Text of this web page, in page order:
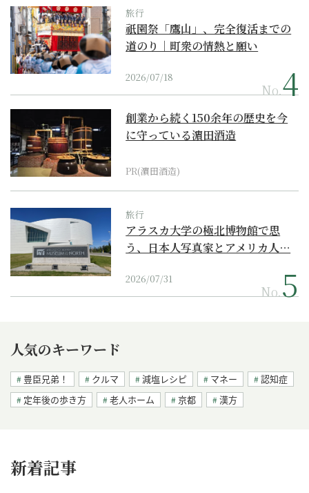
旅行
祇園祭「鷹山」、完全復活までの
道のり｜町衆の情熱と願い
2026/07/18
No.
創業から続く150余年の歴史を今
に守っている濵田酒造
PR(濵田酒造)
旅行
アラスカ大学の極北博物館で思
う、日本人写真家とアメリカ人…
2026/07/31
No.
人気のキーワード
豊臣兄弟！ クルマ 減塩レシピ マネー
認知症
定年後の歩き方
老人ホーム 京都 漢方
新着記事